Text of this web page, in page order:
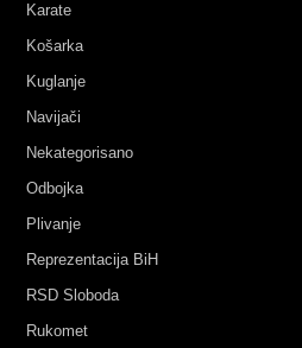
Karate
Košarka
Kuglanje
Navijači
Nekategorisano
Odbojka
Plivanje
Reprezentacija BiH
RSD Sloboda
Rukomet